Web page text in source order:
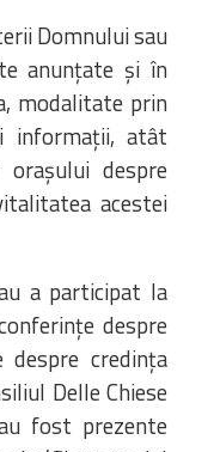
Domnului sau
anunțate și în
modalitate prin
informații, atât
despre
acestei
a participat la
despre
credința
Delle Chiese
fost prezente